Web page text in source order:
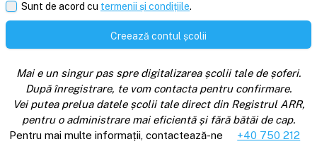
Sunt de acord cu termenii și condițiile.
Creează contul școlii
Mai e un singur pas spre digitalizarea școlii tale de șoferi.
După înregistrare, te vom contacta pentru confirmare.
Vei putea prelua datele școlii tale direct din Registrul ARR,
pentru o administrare mai eficientă și fără bătăi de cap.
Pentru mai multe informații, contactează-ne
+40 750 212